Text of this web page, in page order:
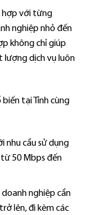
hợp với từng
nghiệp nhỏ đến
không chỉ giúp
lượng dịch vụ luôn
tại Tỉnh cùng
nhu cầu sử dụng
50 Mbps đến
nghiệp cần
lên, đi kèm các